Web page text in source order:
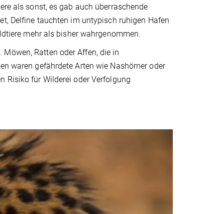
als sonst, es gab auch überraschende
Delfine tauchten im untypisch ruhigen Hafen
mehr als bisher wahrgenommen.
Ratten oder Affen, die in
waren gefährdete Arten wie Nashörner oder
Risiko für Wilderei oder Verfolgung